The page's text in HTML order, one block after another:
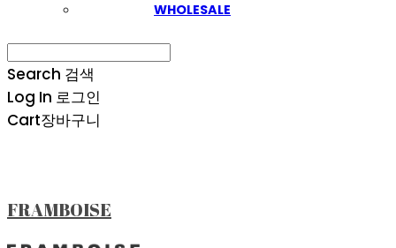
WHOLESALE
Search 검색
Log In 로그인
Cart장바구니
FRAMBOISE